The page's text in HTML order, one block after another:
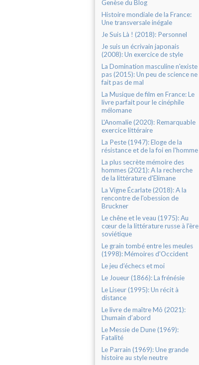
Genèse du Blog
Histoire mondiale de la France:
Une transversale inégale
Je Suis Là ! (2018): Personnel
Je suis un écrivain japonais
(2008): Un exercice de style
La Domination masculine n'existe
pas (2015): Un peu de science ne
fait pas de mal
La Musique de film en France: Le
livre parfait pour le cinéphile
mélomane
L'Anomalie (2020): Remarquable
exercice littéraire
La Peste (1947): Eloge de la
résistance et de la foi en l'homme
La plus secrète mémoire des
hommes (2021): A la recherche
de la littérature d'Elimane
La Vigne Écarlate (2018): A la
rencontre de l'obession de
Bruckner
Le chêne et le veau (1975): Au
cœur de la littérature russe à l'ère
soviétique
Le grain tombé entre les meules
(1998): Mémoires d'Occident
Le jeu d’échecs et moi
Le Joueur (1866): La frénésie
Le Liseur (1995): Un récit à
distance
Le livre de maître Mô (2021):
L’humain d’abord
Le Messie de Dune (1969):
Fatalité
Le Parrain (1969): Une grande
histoire au style neutre